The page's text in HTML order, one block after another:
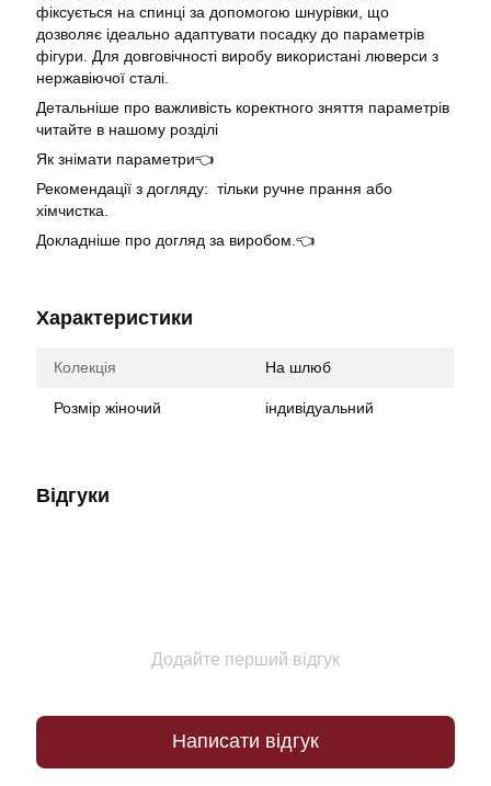
фіксується на спинці за допомогою шнурівки, що
дозволяє ідеально адаптувати посадку до параметрів
фігури. Для довговічності виробу використані люверси з
нержавіючої сталі.
Детальніше про важливість коректного зняття параметрів
читайте в нашому розділі
Як знімати параметри👈
Рекомендації з догляду: тільки ручне прання або
хімчистка.
Докладніше про догляд за виробом.👈
Характеристики
Колекція На шлюб
Розмір жіночий індивідуальний
Відгуки
Додайте перший відгук
Написати відгук